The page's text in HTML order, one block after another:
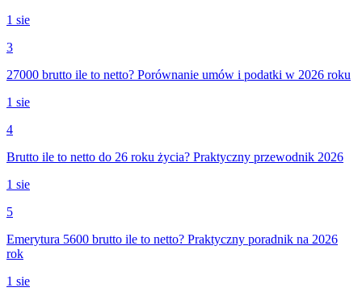
1 sie
3
27000 brutto ile to netto? Porównanie umów i podatki w 2026 roku
1 sie
4
Brutto ile to netto do 26 roku życia? Praktyczny przewodnik 2026
1 sie
5
Emerytura 5600 brutto ile to netto? Praktyczny poradnik na 2026
rok
1 sie